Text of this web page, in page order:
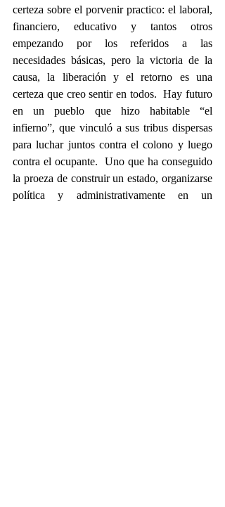
certeza sobre el porvenir practico: el laboral,
financiero, educativo y tantos otros
empezando por los referidos a las
necesidades básicas, pero la victoria de la
causa, la liberación y el retorno es una
certeza que creo sentir en todos.  Hay futuro
en un pueblo que hizo habitable “el
infierno”, que vinculó a sus tribus dispersas
para luchar juntos contra el colono y luego
contra el ocupante.  Uno que ha conseguido
la proeza de construir un estado, organizarse
política y administrativamente en un